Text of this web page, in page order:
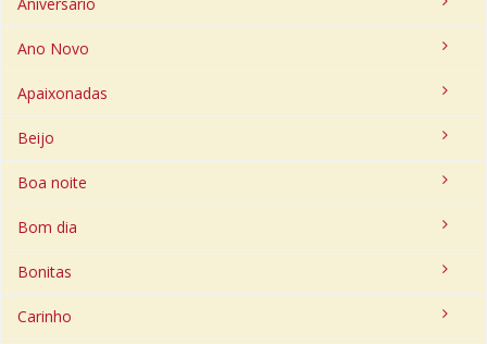
Ano Novo
Apaixonadas
Beijo
Boa noite
Bom dia
Bonitas
Carinho